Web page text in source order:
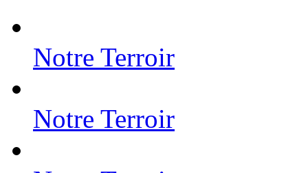
Notre Terroir
Notre Terroir